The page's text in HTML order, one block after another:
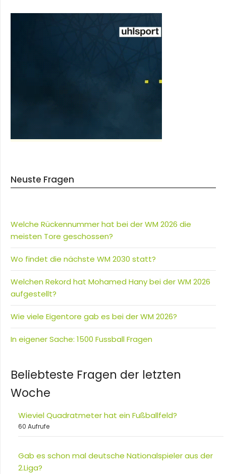
Neuste Fragen
Welche Rückennummer hat bei der WM 2026 die
meisten Tore geschossen?
Wo findet die nächste WM 2030 statt?
Welchen Rekord hat Mohamed Hany bei der WM 2026
aufgestellt?
Wie viele Eigentore gab es bei der WM 2026?
In eigener Sache: 1500 Fussball Fragen
Beliebteste Fragen der letzten
Woche
Wieviel Quadratmeter hat ein Fußballfeld?
60 Aufrufe
Gab es schon mal deutsche Nationalspieler aus der
2.Liga?